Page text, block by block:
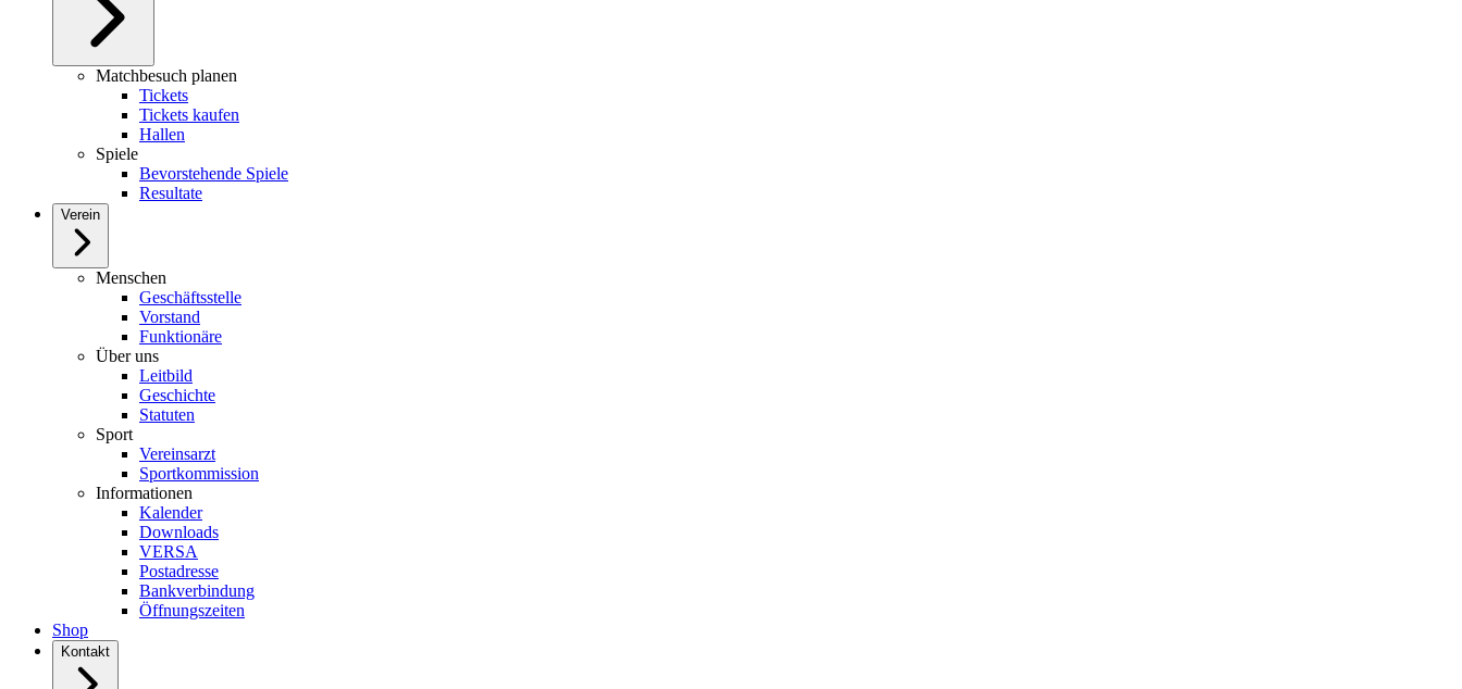
Matchbesuch planen
Tickets
Tickets kaufen
Hallen
Spiele
Bevorstehende Spiele
Resultate
Verein
Menschen
Geschäftsstelle
Vorstand
Funktionäre
Über uns
Leitbild
Geschichte
Statuten
Sport
Vereinsarzt
Sportkommission
Informationen
Kalender
Downloads
VERSA
Postadresse
Bankverbindung
Öffnungszeiten
Shop
Kontakt